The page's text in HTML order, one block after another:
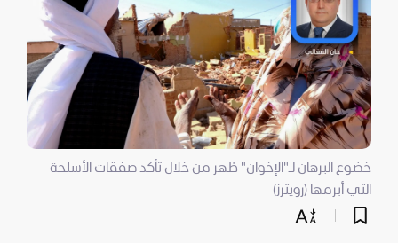
خضوع البرهان لـ"الإخوان" ظهر من خلال تأكد صفقات الأسلحة
التي أبرمها (رويترز)